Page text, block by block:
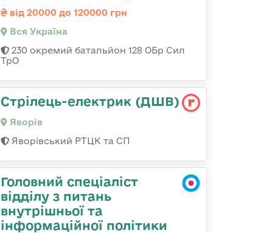
від 20000 до 120000 грн
Вся Україна
230 окремий батальйон 128 ОБр Сил
ТрО
Стрілець-електрик (ДШВ)
Яворів
Яворівський РТЦК та СП
Головний спеціаліст
відділу з питань
внутрішньої та
інформаційної політики